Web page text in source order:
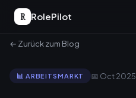
R RolePilot
← Zurück zum Blog
📊 ARBEITSMARKT 📅 Oct 2025